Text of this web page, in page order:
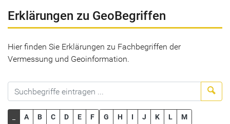
Erklärungen zu GeoBegriffen
Hier finden Sie Erklärungen zu Fachbegriffen der
Vermessung und Geoinformation.
A B C D E F G H I J K L
M